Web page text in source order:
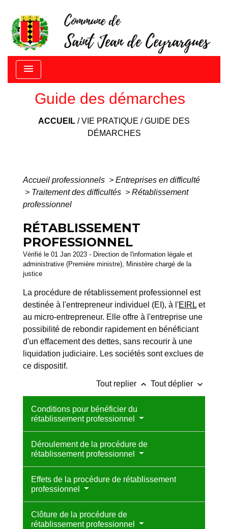
menu
Guide des démarches
ACCUEIL /VIE PRATIQUE /GUIDE DES
DÉMARCHES
Accueil professionnels > Entreprises en difficulté
> Traitement des difficultés > Rétablissement
professionnel
RÉTABLISSEMENT
PROFESSIONNEL
Vérifié le 01 Jan 2023 - Direction de l'information légale et
administrative (Première ministre), Ministère chargé de la
justice
La procédure de rétablissement professionnel est
destinée à l'entrepreneur individuel (EI), à l'EIRL et
au micro-entrepreneur. Elle offre à l'entreprise une
possibilité de rebondir rapidement en bénéficiant
d'un effacement des dettes, sans recourir à une
liquidation judiciaire. Les sociétés sont exclues de
ce dispositif.
Tout replier keyboard_arrow_up Tout déplier keyboard_arrow_down
Conditions pour bénéficier du
rétablissement professionnel
Déroulement de la procédure de
rétablissement professionnel
Effets de la procédure de rétablissement
professionnel
Clôture de la procédure de
rétablissement professionnel